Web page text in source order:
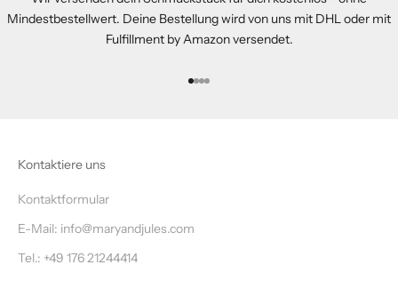
Mindestbestellwert. Deine Bestellung wird von uns mit DHL oder mit
Fulfillment by Amazon versendet.
Gehe zu Element 1
Gehe zu Element 2
Gehe zu Element 3
Gehe zu Element 4
Kontaktiere uns
Kontaktformular
E-Mail: info@maryandjules.com
Tel.: +49 176 21244414